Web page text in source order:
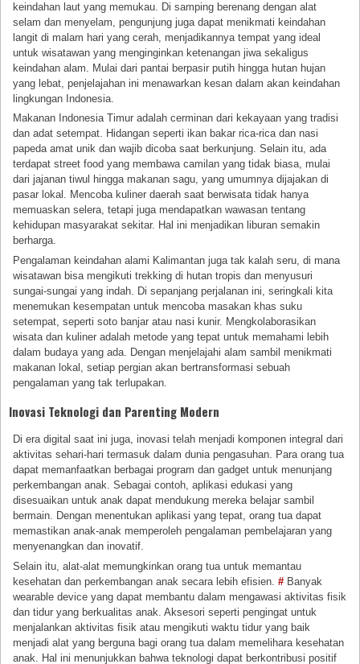
keindahan laut yang memukau. Di samping berenang dengan alat
selam dan menyelam, pengunjung juga dapat menikmati keindahan
langit di malam hari yang cerah, menjadikannya tempat yang ideal
untuk wisatawan yang menginginkan ketenangan jiwa sekaligus
keindahan alam. Mulai dari pantai berpasir putih hingga hutan hujan
yang lebat, penjelajahan ini menawarkan kesan dalam akan keindahan
lingkungan Indonesia.
Makanan Indonesia Timur adalah cerminan dari kekayaan yang tradisi
dan adat setempat. Hidangan seperti ikan bakar rica-rica dan nasi
papeda amat unik dan wajib dicoba saat berkunjung. Selain itu, ada
terdapat street food yang membawa camilan yang tidak biasa, mulai
dari jajanan tiwul hingga makanan sagu, yang umumnya dijajakan di
pasar lokal. Mencoba kuliner daerah saat berwisata tidak hanya
memuaskan selera, tetapi juga mendapatkan wawasan tentang
kehidupan masyarakat sekitar. Hal ini menjadikan liburan semakin
berharga.
Pengalaman keindahan alami Kalimantan juga tak kalah seru, di mana
wisatawan bisa mengikuti trekking di hutan tropis dan menyusuri
sungai-sungai yang indah. Di sepanjang perjalanan ini, seringkali kita
menemukan kesempatan untuk mencoba masakan khas suku
setempat, seperti soto banjar atau nasi kunir. Mengkolaborasikan
wisata dan kuliner adalah metode yang tepat untuk memahami lebih
dalam budaya yang ada. Dengan menjelajahi alam sambil menikmati
makanan lokal, setiap pergian akan bertransformasi sebuah
pengalaman yang tak terlupakan.
Inovasi Teknologi dan Parenting Modern
Di era digital saat ini juga, inovasi telah menjadi komponen integral dari
aktivitas sehari-hari termasuk dalam dunia pengasuhan. Para orang tua
dapat memanfaatkan berbagai program dan gadget untuk menunjang
perkembangan anak. Sebagai contoh, aplikasi edukasi yang
disesuaikan untuk anak dapat mendukung mereka belajar sambil
bermain. Dengan menentukan aplikasi yang tepat, orang tua dapat
memastikan anak-anak memperoleh pengalaman pembelajaran yang
menyenangkan dan inovatif.
Selain itu, alat-alat memungkinkan orang tua untuk memantau
kesehatan dan perkembangan anak secara lebih efisien.# Banyak
wearable device yang dapat membantu dalam mengawasi aktivitas fisik
dan tidur yang berkualitas anak. Aksesori seperti pengingat untuk
menjalankan aktivitas fisik atau mengikuti waktu tidur yang baik
menjadi alat yang berguna bagi orang tua dalam memelihara kesehatan
anak. Hal ini menunjukkan bahwa teknologi dapat berkontribusi positif